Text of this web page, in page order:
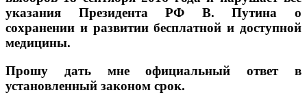
указания Президента РФ В. Путина о
сохранении и развитии бесплатной и доступной
медицины.
Прошу дать мне официальный ответ в
установленный законом срок.